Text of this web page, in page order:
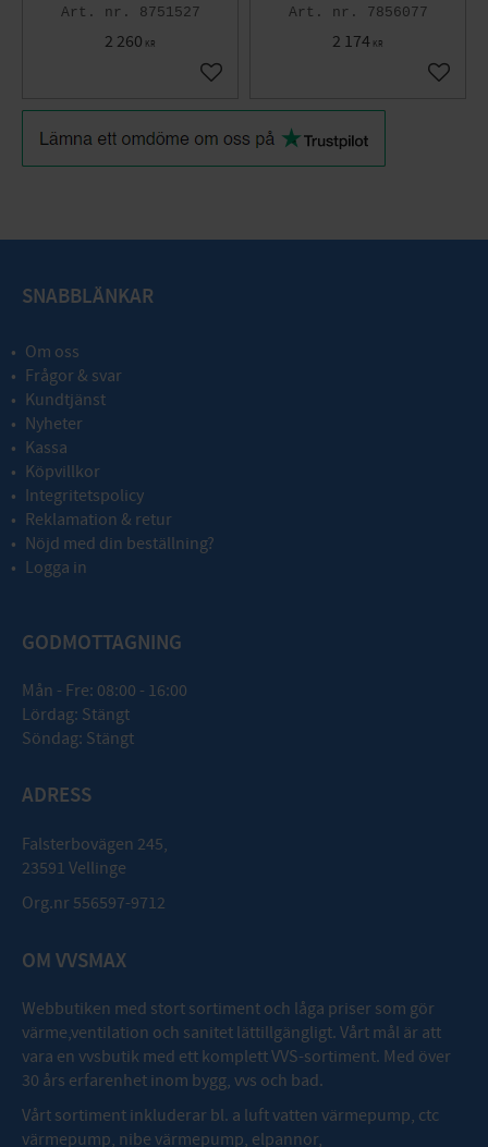
8751527
2 260 KR
Lägg till i favoriter
7856077
2 174 KR
Lägg
SNABBLÄNKAR
Om oss
Frågor & svar
Kundtjänst
Nyheter
Kassa
Köpvillkor
Integritetspolicy
Reklamation & retur
Nöjd med din beställning?
Logga in
GODMOTTAGNING
Mån - Fre: 08:00 - 16:00
Lördag: Stängt
Söndag: Stängt
ADRESS
Falsterbovägen 245,
23591 Vellinge
Org.nr 556597-9712
OM VVSMAX
Webbutiken med stort sortiment och låga priser som gör
värme,ventilation och sanitet lättillgängligt. Vårt mål är att
vara en vvsbutik med ett komplett VVS-sortiment. Med över
30 års erfarenhet inom bygg, vvs och bad.
Vårt sortiment inkluderar bl. a luft vatten värmepump, ctc
värmepump, nibe värmepump, elpannor,